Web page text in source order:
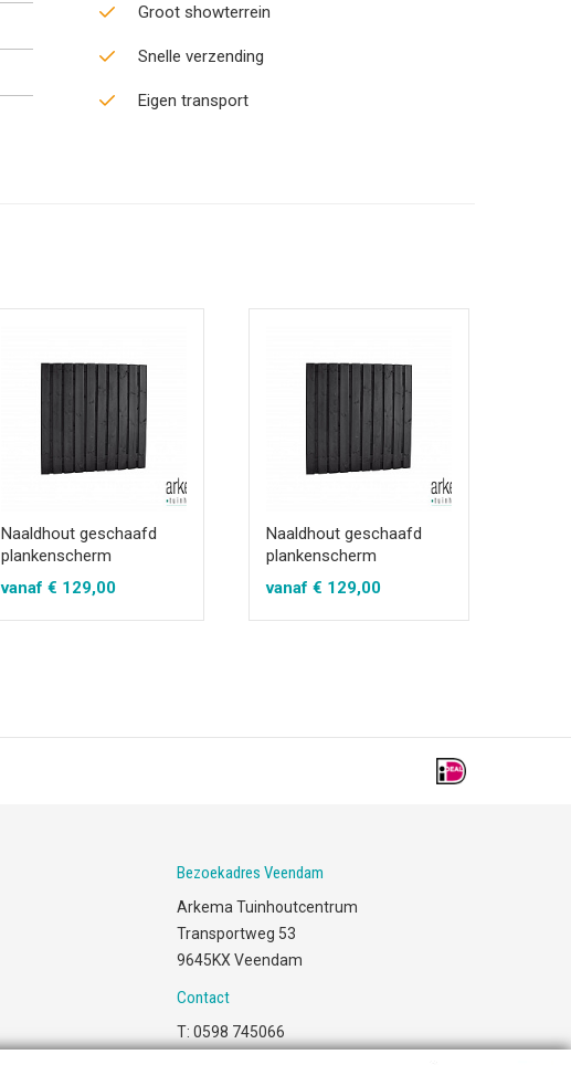
Groot showterrein
Snelle verzending
Eigen transport
Naaldhout geschaafd
plankenscherm
vanaf € 129,00
Naaldhout geschaafd
plankenscherm
vanaf € 129,00
Bezoekadres Veendam
Arkema Tuinhoutcentrum
Transportweg 53
9645KX Veendam
Contact
T: 0598 745066